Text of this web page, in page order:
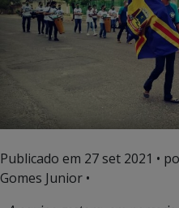
Publicado em 27 set 2021 •
Gomes Junior •